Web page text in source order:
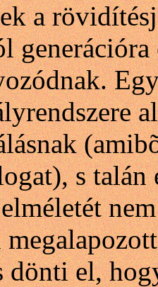
a
s
dönti el,